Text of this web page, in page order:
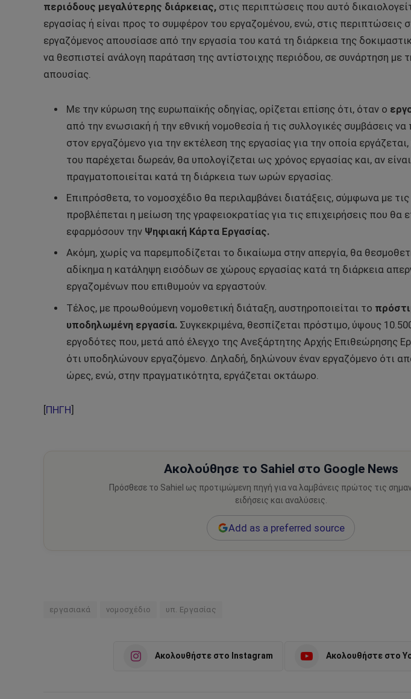
περιόδους μεγαλύτερης διάρκειας, στις περιπτώσεις που αυτό
εργασίας ή είναι προς το συμφέρον του εργαζομένου, ενώ, στις περιπτώσεις
εργαζόμενος απουσίασε από την εργασία του κατά τη διάρκεια της
να θεσπιστεί ανάλογη παράταση της αντίστοιχης περιόδου, σε συνάρτηση με
απουσίας.
Με την κύρωση της ευρωπαϊκής οδηγίας, ορίζεται επίσης ότι, όταν ο
από την ενωσιακή ή την εθνική νομοθεσία ή τις συλλογικές συμβάσεις να
στον εργαζόμενο για την εκτέλεση της εργασίας για την οποία
του παρέχεται δωρεάν, θα υπολογίζεται ως χρόνος εργασίας και, αν
πραγματοποιείται κατά τη διάρκεια των ωρών εργασίας.
Επιπρόσθετα, το νομοσχέδιο θα περιλαμβάνει διατάξεις, σύμφωνα με
προβλέπεται η μείωση της γραφειοκρατίας για τις επιχειρήσεις που θα
εφαρμόσουν την Ψηφιακή Κάρτα Εργασίας.
Ακόμη, χωρίς να παρεμποδίζεται το δικαίωμα στην απεργία, θα
αδίκημα η κατάληψη εισόδων σε χώρους εργασίας κατά τη διάρκεια
εργαζομένων που επιθυμούν να εργαστούν.
Τέλος, με προωθούμενη νομοθετική διάταξη, αυστηροποιείται το
υποδηλωμένη εργασία. Συγκεκριμένα, θεσπίζεται πρόστιμο, ύψους
εργοδότες που, μετά από έλεγχο της Ανεξάρτητης Αρχής Επιθεώρησης
ότι υποδηλώνουν εργαζόμενο. Δηλαδή, δηλώνουν έναν εργαζόμενο ότι
ώρες, ενώ, στην πραγματικότητα, εργάζεται οκτάωρο.
ΠΗΓΗ
Ακολούθησε το Sahiel στο Google News
Πρόσθεσε το Sahiel ως προτιμώμενη πηγή για να λαμβάνεις πρώτος τις
ειδήσεις και αναλύσεις.
Add as a preferred source
εργασιακά νομοσχέδιο υπ. Εργασίας
Ακολουθήστε στο Instagram Ακολουθήστε στο